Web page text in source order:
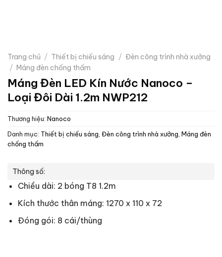
Trang chủ / Thiết bị chiếu sáng / Đèn công trình nhà xưởng
/ Máng đèn chống thấm
Máng Đèn LED Kín Nước Nanoco –
Loại Đôi Dài 1.2m NWP212
Thương hiệu: Nanoco
Danh mục: Thiết bị chiếu sáng Đèn công trình nhà xưởng Máng đèn
chống thấm
Thông số:
Chiều dài: 2 bóng T8 1.2m
Kích thước thân máng: 1270 x 110 x 72
Đóng gói: 8 cái/thùng